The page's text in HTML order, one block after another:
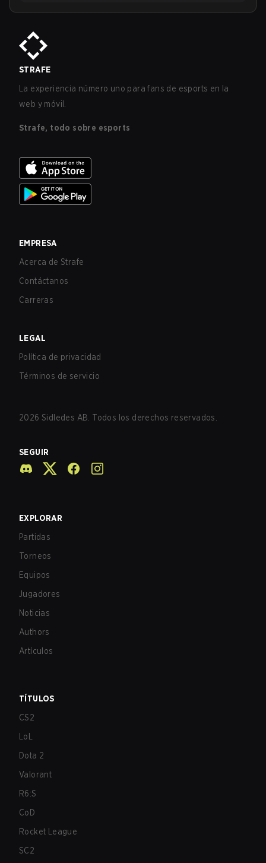
STRAFE
La experiencia número uno para fans de esports en la
web y móvil.
Strafe, todo sobre esports
EMPRESA
Acerca de Strafe
Contáctanos
Carreras
LEGAL
Política de privacidad
Términos de servicio
2026 Sidledes AB. Todos los derechos reservados.
SEGUIR
EXPLORAR
Partidas
Torneos
Equipos
Jugadores
Noticias
Authors
Artículos
TÍTULOS
CS2
LoL
Dota 2
Valorant
R6:S
CoD
Rocket League
SC2